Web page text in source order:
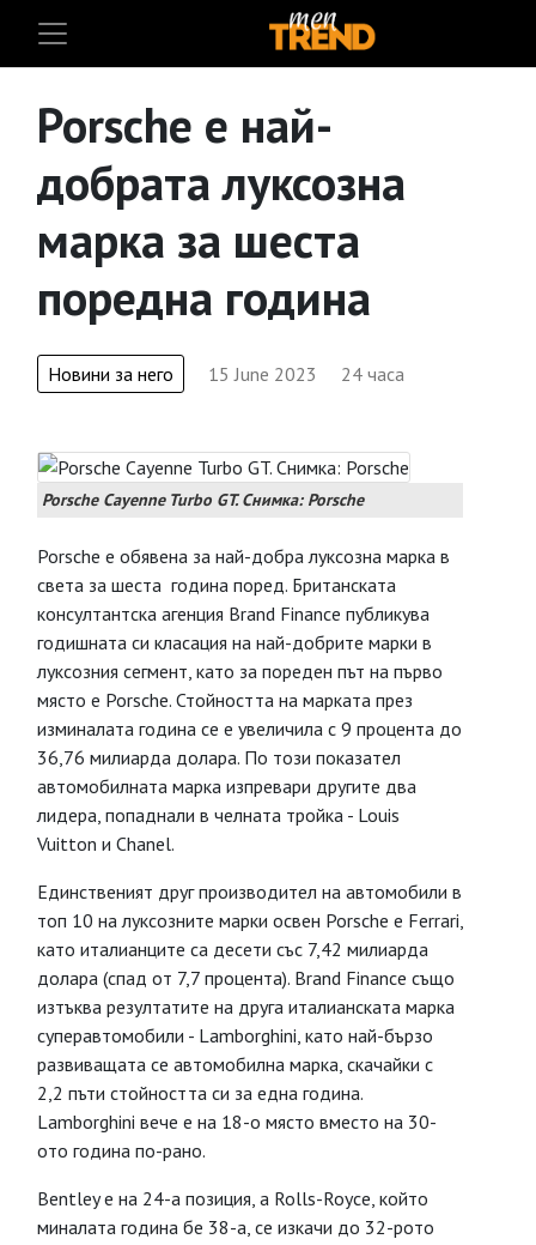
Porsche e най-
добрата луксозна
марка за шеста
поредна година
Новини за него 15 June 2023 24 часа
Porsche Cayenne Turbo GT. Снимка: Porsche
Porsche е обявена за най-добра луксозна марка в
света за шеста година поред. Британската
консултантска агенция Brand Finance публикува
годишната си класация на най-добрите марки в
луксозния сегмент, като за пореден път на първо
място е Porsche. Стойността на марката през
изминалата година се е увеличила с 9 процента до
36,76 милиарда долара. По този показател
автомобилната марка изпревари другите два
лидера, попаднали в челната тройка - Louis
Vuitton и Chanel.
Единственият друг производител на автомобили в
топ 10 на луксозните марки освен Porsche е Ferrari,
като италианците са десети със 7,42 милиарда
долара (спад от 7,7 процента). Brand Finance също
изтъква резултатите на друга италианската марка
суперавтомобили - Lamborghini, като най-бързо
развиващата се автомобилна марка, скачайки с
2,2 пъти стойността си за една година.
Lamborghini вече е на 18-о място вместо на 30-
ото година по-рано.
Bentley е на 24-а позиция, а Rolls-Royce, който
миналата година бе 38-а, се изкачи до 32-рото